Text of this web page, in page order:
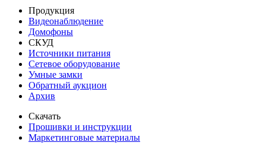
Продукция
Видеонаблюдение
Домофоны
СКУД
Источники питания
Сетевое оборудование
Умные замки
Обратный аукцион
Архив
Скачать
Прошивки и инструкции
Маркетинговые материалы